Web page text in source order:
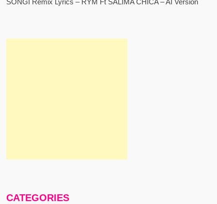
SONGI Remix Lyrics – RYM Ft SALIMA CHICA – AI Version
CATEGORIES